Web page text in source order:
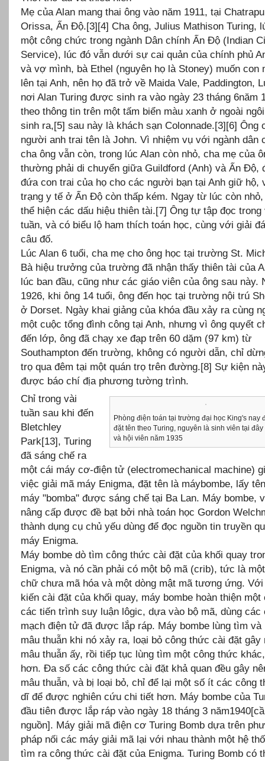
Mẹ của Alan mang thai ông vào năm 1911, tại
Orissa, Ấn Độ.[3][4] Cha ông, Julius Mathison Turing,
một công chức trong ngành Dân chính Ấn Độ (Indian
Service), lúc đó vẫn dưới sự cai quản của chính phủ
và vợ mình, bà Ethel (nguyên họ là Stoney) muốn con
lên tại Anh, nên họ đã trở về Maida Vale, Paddington,
nơi Alan Turing được sinh ra vào ngày 23 tháng 6năm
theo thông tin trên một tấm biển màu xanh ở ngoài
sinh ra,[5] sau này là khách sạn Colonnade.[3][6] Ông
người anh trai tên là John. Vì nhiệm vụ với ngành dân
cha ông vẫn còn, trong lúc Alan còn nhỏ, cha mẹ của
thường phải di chuyển giữa Guildford (Anh) và Ấn Độ,
đứa con trai của họ cho các người bạn tại Anh giữ hộ,
trạng y tế ở Ấn Độ còn thấp kém. Ngay từ lúc còn nhỏ,
thể hiện các dấu hiệu thiên tài.[7] Ông tự tập đọc trong
tuần, và có biểu lộ ham thích toán học, cùng với giải
câu đố.
Lúc Alan 6 tuổi, cha mẹ cho ông học tại trường St.
Bà hiệu trưởng của trường đã nhận thấy thiên tài của
lúc ban đầu, cũng như các giáo viên của ông sau này.
1926, khi ông 14 tuổi, ông đến học tại trường nội trú
ở Dorset. Ngày khai giảng của khóa đầu xảy ra cùng
một cuộc tổng đình công tại Anh, nhưng vì ông quyết
đến lớp, ông đã chạy xe đạp trên 60 dặm (97 km) từ
Southampton đến trường, không có người dẫn, chỉ
trọ qua đêm tại một quán trọ trên đường.[8] Sự kiện
được báo chí địa phương tường trình.
Phòng điện toán tại trường đại học King's nay
đặt tên theo Turing, nguyên là sinh viên tại
và hội viên năm 1935
Chỉ trong vài
tuần sau khi đến
Bletchley
Park[13], Turing
đã sáng chế ra
một cái máy cơ-điện tử (electromechanical machine)
việc giải mã máy Enigma, đặt tên là máybombe, lấy
máy "bomba" được sáng chế tại Ba Lan. Máy bombe,
nâng cấp được đề bạt bởi nhà toán học Gordon
thành dụng cụ chủ yếu dùng để đọc nguồn tin truyền
máy Enigma.
Máy bombe dò tìm công thức cài đặt của khối quay
Enigma, và nó cần phải có một bộ mã (crib), tức là
chữ chưa mã hóa và một dòng mật mã tương ứng.
kiến cài đặt của khối quay, máy bombe hoàn thiện một
các tiến trình suy luận lôgic, dựa vào bộ mã, dùng các
mạch điện tử đã được lắp ráp. Máy bombe lùng tìm và
mâu thuẫn khi nó xảy ra, loại bỏ công thức cài đặt gây
mâu thuẫn ấy, rồi tiếp tục lùng tìm một công thức
hơn. Đa số các công thức cài đặt khả quan đều gây
mâu thuẫn, và bị loại bỏ, chỉ để lại một số ít các công
dĩ để được nghiên cứu chi tiết hơn. Máy bombe của
đầu tiên được lắp ráp vào ngày 18 tháng 3
nguồn]. Máy giải mã điện cơ Turing Bomb dựa trên
pháp nối các máy giải mã lại với nhau thành một hệ
tìm ra công thức cài đặt của Enigma. Turing Bomb có